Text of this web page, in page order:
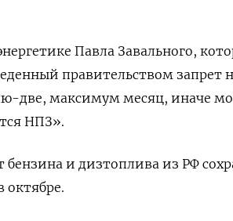
Павла Завального,
правительством запрет
две, максимум месяц, иначе
НПЗ».
бензина и дизтоплива из РФ
октябре.